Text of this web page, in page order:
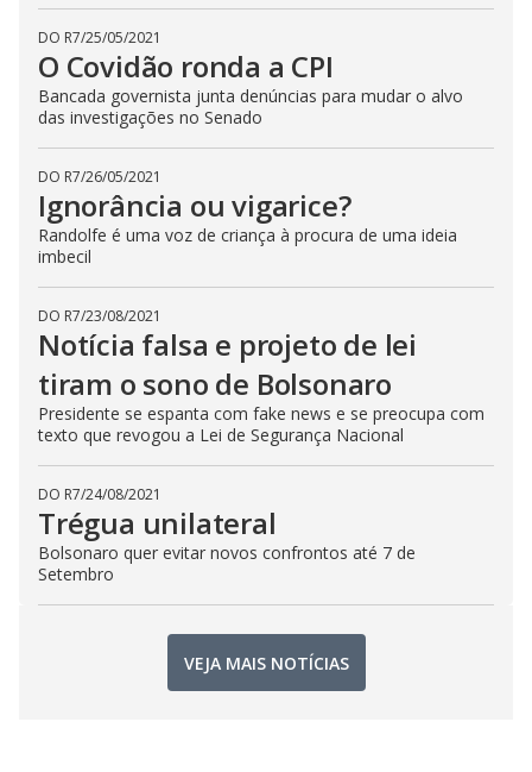
DO R7/25/05/2021
O Covidão ronda a CPI
Bancada governista junta denúncias para mudar o alvo
das investigações no Senado
DO R7/26/05/2021
Ignorância ou vigarice?
Randolfe é uma voz de criança à procura de uma ideia
imbecil
DO R7/23/08/2021
Notícia falsa e projeto de lei
tiram o sono de Bolsonaro
Presidente se espanta com fake news e se preocupa com
texto que revogou a Lei de Segurança Nacional
DO R7/24/08/2021
Trégua unilateral
Bolsonaro quer evitar novos confrontos até 7 de
Setembro
VEJA MAIS NOTÍCIAS